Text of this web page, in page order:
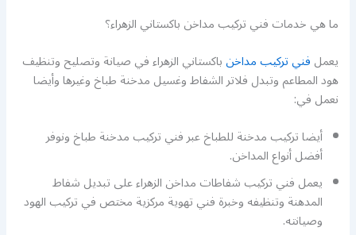
ما هي خدمات فني تركيب مداخن باكستاني الزهراء؟
يعملفني تركيب مداخنباكستاني الزهراء في صيانة وتصليح وتنظيف
هود المطاعم وتبدل فلاتر الشفاط وغسيل مدخنة طباخ وغيرها وأيضا
نعمل في:
أيضا تركيب مدخنة للطباخ عبر فني تركيب مدخنة طباخ ونوفر
أفضل أنواع المداخن.
يعمل فني تركيب شفاطات مداخن الزهراء على تبديل شفاط
المدهنة وتنظيفه وخبرة فني تهوية مركزية مختص في تركيب الهود
وصيانته.